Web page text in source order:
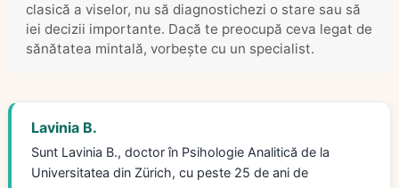
clasică a viselor, nu să diagnostichezi o stare sau să
iei decizii importante. Dacă te preocupă ceva legat de
sănătatea mintală, vorbește cu un specialist.
Lavinia B.
Sunt Lavinia B., doctor în Psihologie Analitică de la
Universitatea din Zürich, cu peste 25 de ani de